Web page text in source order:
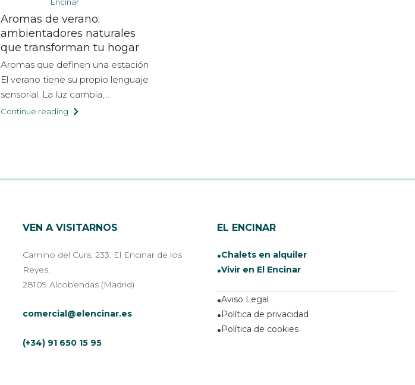
Aromas de verano:
ambientadores naturales
que transforman tu hogar
Aromas que definen una estación
El verano tiene su propio lenguaje
sensorial. La luz cambia,...
Continue reading
VEN A VISITARNOS
Camino del Cura, 233. El Encinar de los
Reyes.
28109 Alcobendas (Madrid)
comercial@elencinar.es
(+34) 91 650 15 95
EL ENCINAR
Chalets en alquiler
Vivir en El Encinar
Aviso Legal
Política de privacidad
Política de cookies